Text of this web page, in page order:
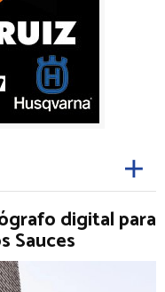
digital para
Sauces